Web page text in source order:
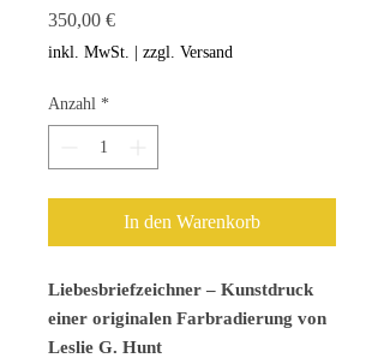
350,00 €Preis
inkl. MwSt. zzgl. Versand
Anzahl *
In den Warenkorb
Liebesbriefzeichner – Kunstdruck
einer originalen Farbradierung von
Leslie G. Hunt